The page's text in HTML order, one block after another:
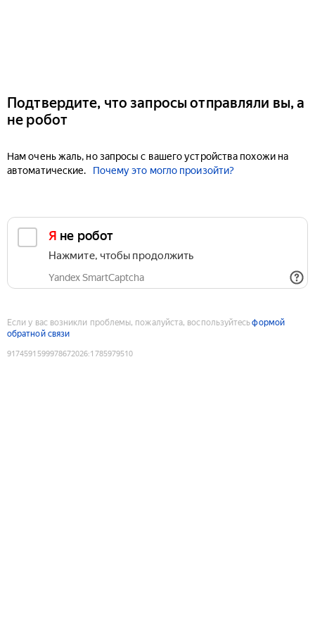
Подтвердите, что запросы отправляли вы, а
не робот
Нам очень жаль, но запросы с вашего устройства похожи на
автоматические.
Почему это могло произойти?
Я не робот
Нажмите, чтобы продолжить
Yandex SmartCaptcha
Если у вас возникли проблемы, пожалуйста, воспользуйтесьформой
обратной связи
9174591599978672026:1785979510